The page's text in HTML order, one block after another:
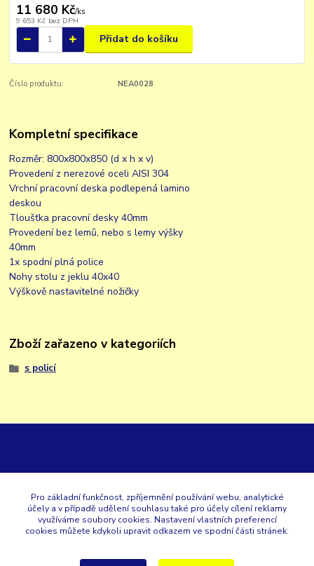
11 680 Kč/ks
9 653 Kč bez DPH
Přidat do košíku
Číslo produktu: NEA0028
Kompletní specifikace
Rozměr: 800x800x850 (d x h x v)
Provedení z nerezové oceli AISI 304
Vrchní pracovní deska podlepená lamino
deskou
Tloušťka pracovní desky 40mm
Provedení bez lemů, nebo s lemy výšky
40mm
1x spodní plná police
Nohy stolu z jeklu 40x40
Výškově nastavitelné nožičky
Zboží zařazeno v kategoriích
s policí
+420 353 567 257
Pro základní funkčnost, zpříjemnění používání webu, analytické
účely a v případě udělení souhlasu také pro účely cílení reklamy
využíváme soubory cookies. Nastavení vlastních preferencí
cookies můžete kdykoli upravit odkazem ve spodní části stránek.